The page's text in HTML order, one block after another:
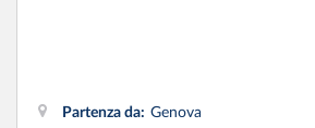
Partenza da: Genova